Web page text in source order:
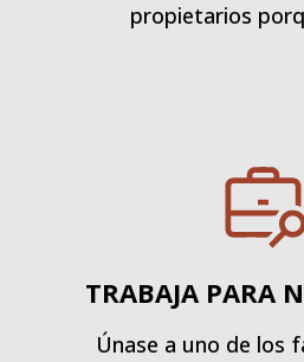
propietarios
TRABAJA PARA
Únase a uno de los